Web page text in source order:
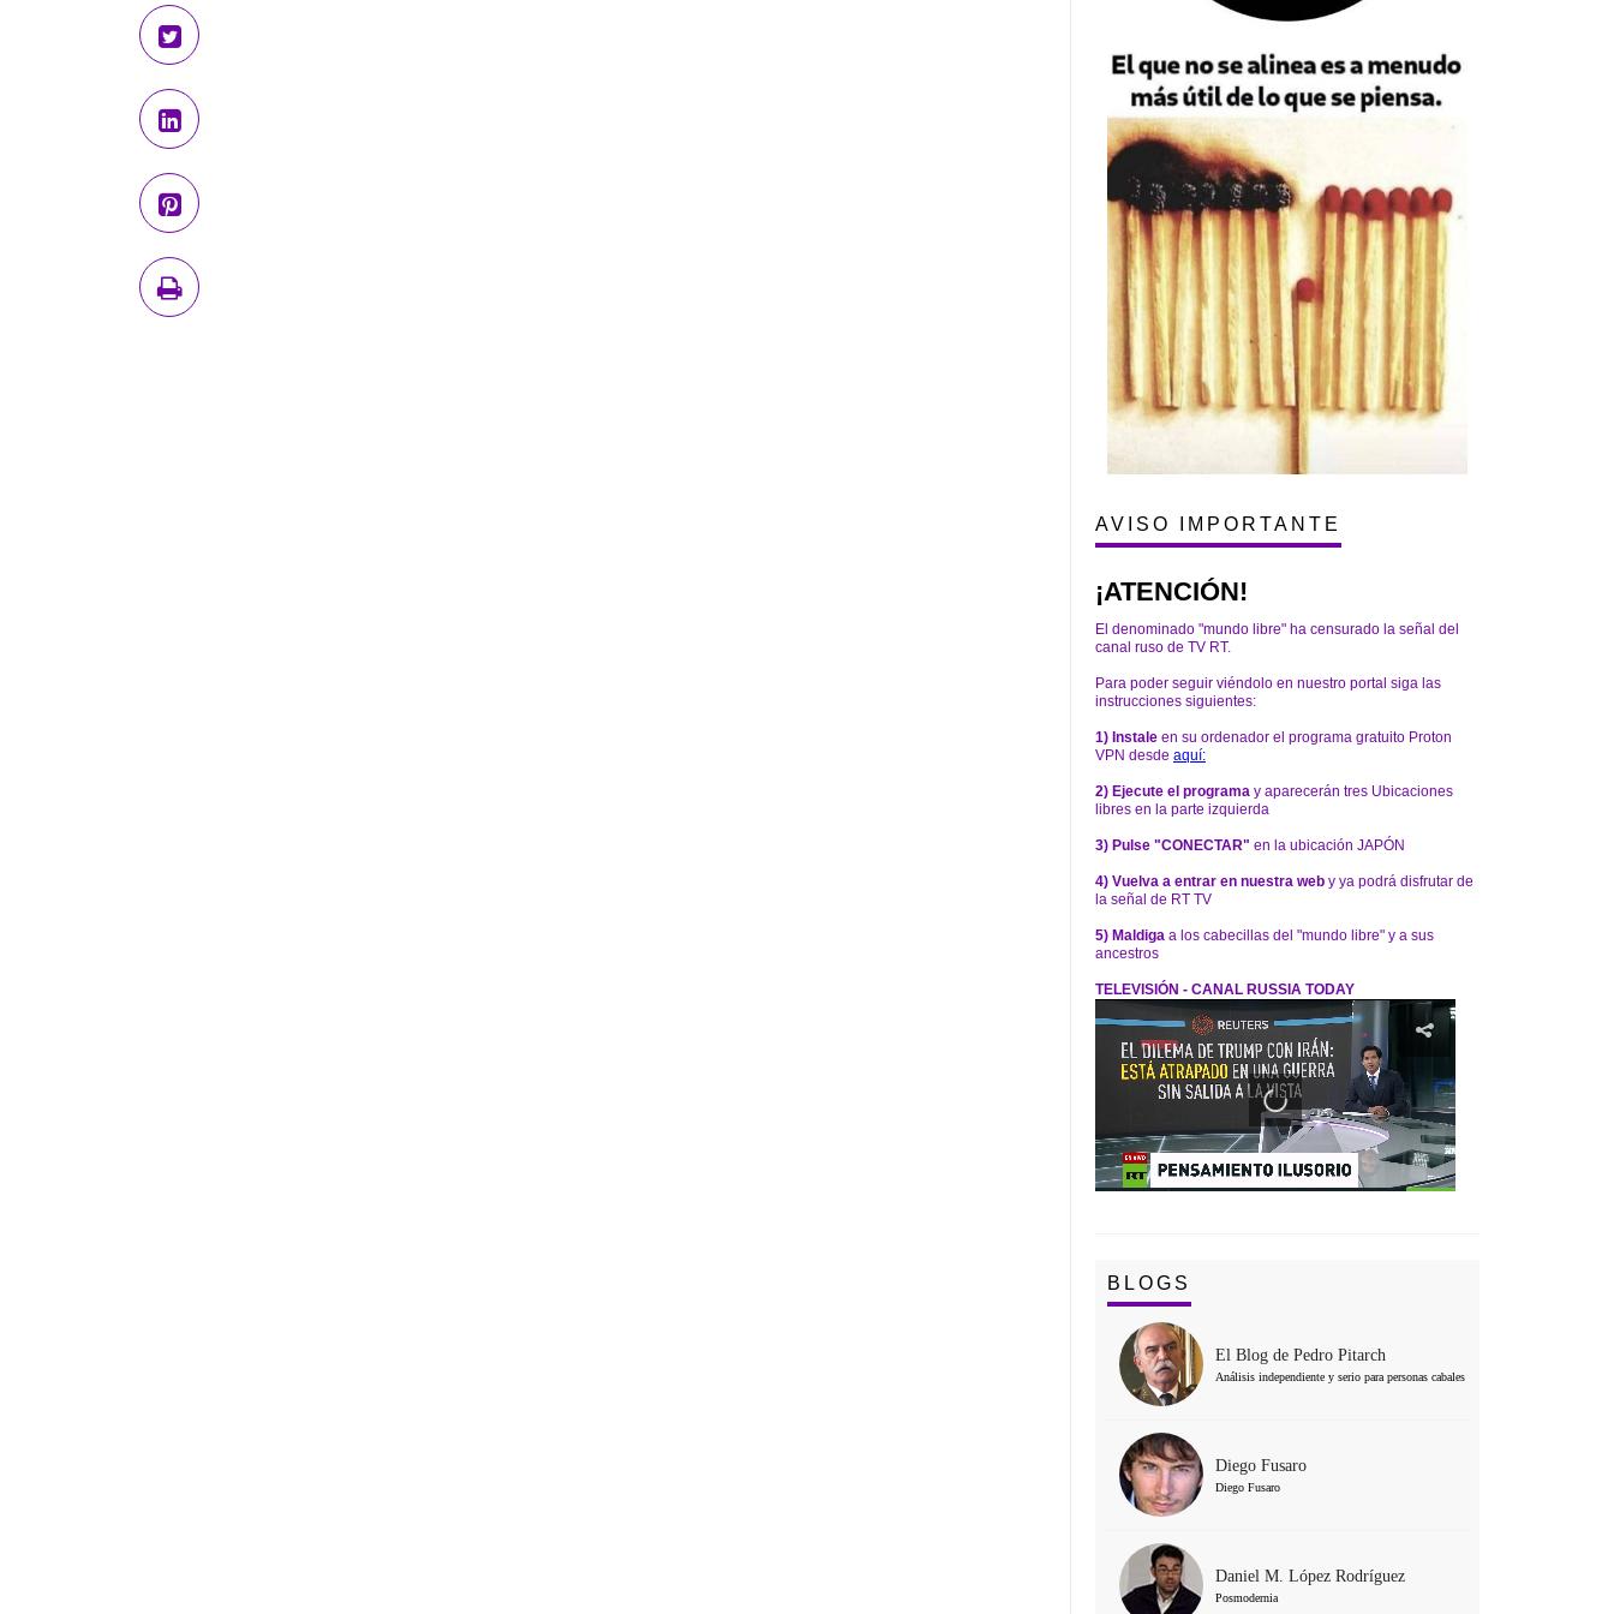
AVISO IMPORTANTE
¡ATENCIÓN!
El denominado "mundo libre" ha censurado la señal del
canal ruso de TV RT.
Para poder seguir viéndolo en nuestro portal siga las
instrucciones siguientes:
1) Instale en su ordenador el programa gratuito Proton
VPN desde aquí:
2) Ejecute el programa y aparecerán tres Ubicaciones
libres en la parte izquierda
3) Pulse "CONECTAR" en la ubicación JAPÓN
4) Vuelva a entrar en nuestra web y ya podrá disfrutar de
la señal de RT TV
5) Maldiga a los cabecillas del "mundo libre" y a sus
ancestros
TELEVISIÓN - CANAL RUSSIA TODAY
BLOGS
El Blog de Pedro Pitarch
Análisis independiente y serio para personas cabales
Diego Fusaro
Diego Fusaro
Daniel M. López Rodríguez
Posmodernia